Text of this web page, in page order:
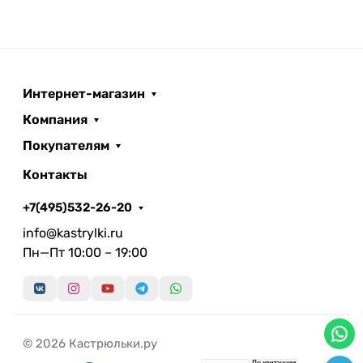
Интернет-магазин
Компания
Покупателям
Контакты
+7(495)532-26-20
info@kastrylki.ru
Пн—Пт 10:00 – 19:00
© 2026 Кастрюльки.ру